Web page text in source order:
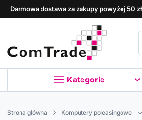
Darmowa dostawa za zakupy powyżej 50 zł
Kategorie
Strona główna Komputery poleasingowe